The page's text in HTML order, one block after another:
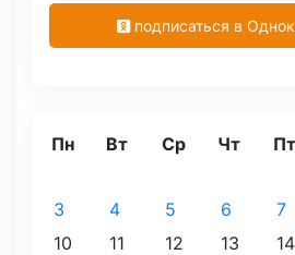
подписаться в
Пн Вт Ср Чт Пт
3
4 5 6 7
10
11 12 13 14